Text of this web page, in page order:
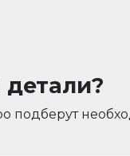
подберут